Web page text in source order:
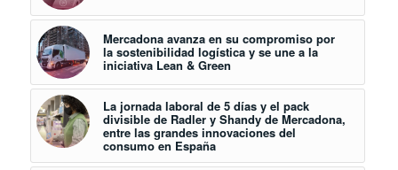
Mercadona avanza en su compromiso por
la sostenibilidad logística y se une a la
iniciativa Lean & Green
La jornada laboral de 5 días y el pack
divisible de Radler y Shandy de Mercadona,
entre las grandes innovaciones del
consumo en España